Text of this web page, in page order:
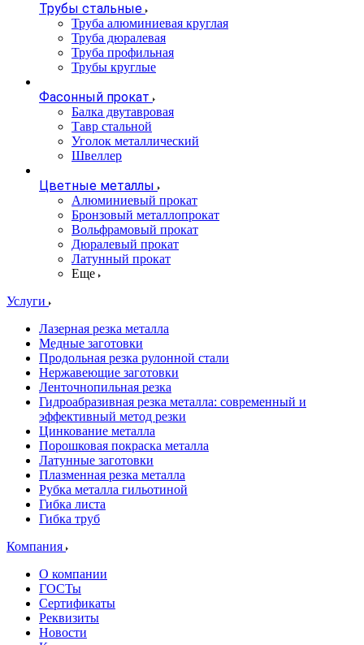
Трубы стальные
Труба алюминиевая круглая
Труба дюралевая
Труба профильная
Трубы круглые
Фасонный прокат
Балка двутавровая
Тавр стальной
Уголок металлический
Швеллер
Цветные металлы
Алюминиевый прокат
Бронзовый металлопрокат
Вольфрамовый прокат
Дюралевый прокат
Латунный прокат
Еще
Услуги
Лазерная резка металла
Медные заготовки
Продольная резка рулонной стали
Нержавеющие заготовки
Ленточнопильная резка
Гидроабразивная резка металла: современный и
эффективный метод резки
Цинкование металла
Порошковая покраска металла
Латунные заготовки
Плазменная резка металла
Рубка металла гильотиной
Гибка листа
Гибка труб
Компания
О компании
ГОСТы
Сертификаты
Реквизиты
Новости